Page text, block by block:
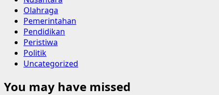
Olahraga
Pemerintahan
Pendidikan
Peristiwa
Politik
Uncategorized
You may have missed